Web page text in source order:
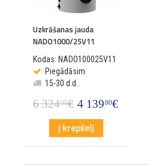
Uzkrāšanas jauda
NADO1000/25V11
Kodas: NADO100025V11
Piegādāsim
15-30 d.d.
6 32400€ 4 13900€
Į krepšelį